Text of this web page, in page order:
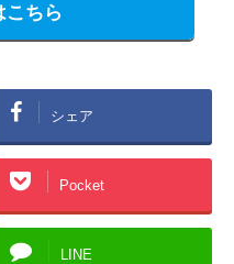
こちら
シェア
Pocket
LINE